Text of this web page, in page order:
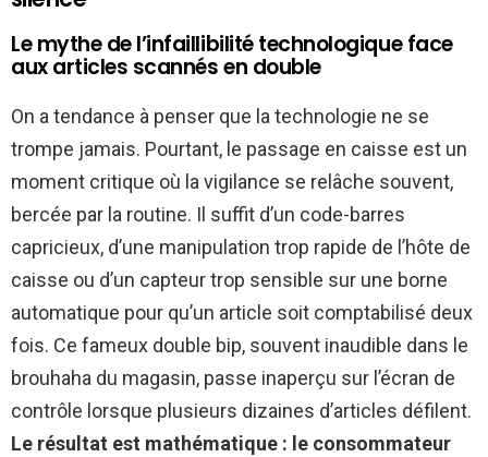
Le mythe de l’infaillibilité technologique face
aux articles scannés en double
On a tendance à penser que la technologie ne se
trompe jamais. Pourtant, le passage en caisse est un
moment critique où la vigilance se relâche souvent,
bercée par la routine. Il suffit d’un code-barres
capricieux, d’une manipulation trop rapide de l’hôte de
caisse ou d’un capteur trop sensible sur une borne
automatique pour qu’un article soit comptabilisé deux
fois. Ce fameux double bip, souvent inaudible dans le
brouhaha du magasin, passe inaperçu sur l’écran de
contrôle lorsque plusieurs dizaines d’articles défilent.
Le résultat est mathématique : le consommateur